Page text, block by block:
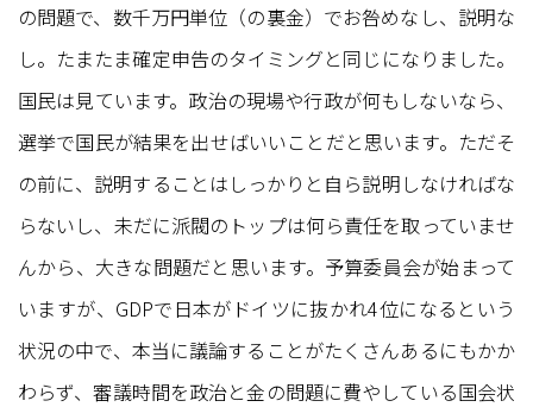
の問題で、数千万円単位（の裏金）でお咎めなし、説明な
し。たまたま確定申告のタイミングと同じになりました。
国民は見ています。政治の現場や行政が何もしないなら、
選挙で国民が結果を出せばいいことだと思います。ただそ
の前に、説明することはしっかりと自ら説明しなければな
らないし、未だに派閥のトップは何ら責任を取っていませ
んから、大きな問題だと思います。予算委員会が始まって
いますが、GDPで日本がドイツに抜かれ4位になるという
状況の中で、本当に議論することがたくさんあるにもかか
わらず、審議時間を政治と金の問題に費やしている国会状